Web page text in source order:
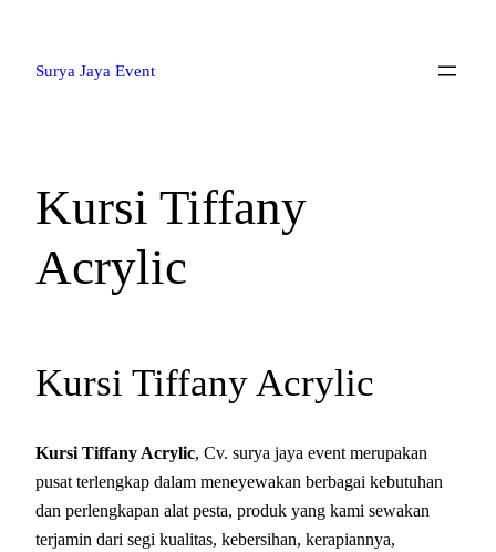
kontenSurya Jaya Event
Kursi Tiffany
Acrylic
Kursi Tiffany Acrylic
Kursi Tiffany Acrylic, Cv. surya jaya event merupakan
pusat terlengkap dalam meneyewakan berbagai kebutuhan
dan perlengkapan alat pesta, produk yang kami sewakan
terjamin dari segi kualitas, kebersihan, kerapiannya,